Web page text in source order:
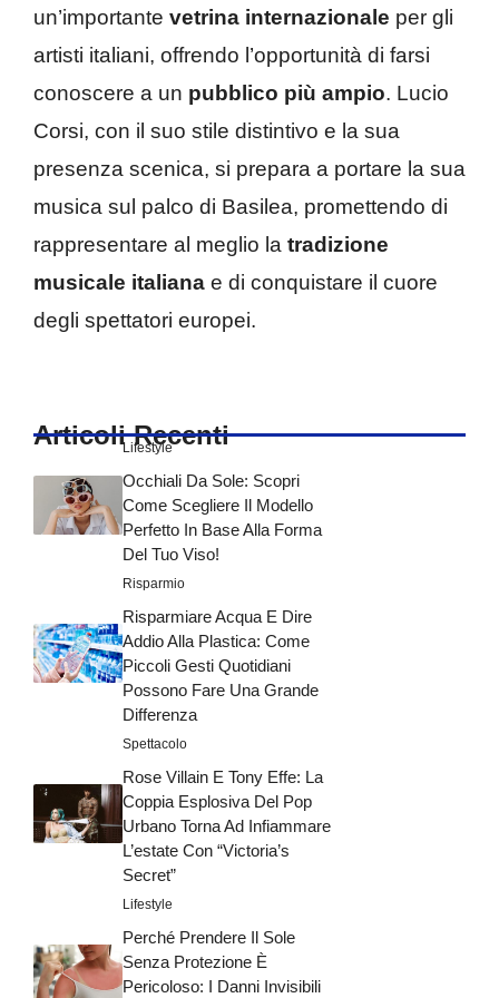
un’importante vetrina internazionale per gli
artisti italiani, offrendo l’opportunità di farsi
conoscere a un pubblico più ampio. Lucio
Corsi, con il suo stile distintivo e la sua
presenza scenica, si prepara a portare la sua
musica sul palco di Basilea, promettendo di
rappresentare al meglio la tradizione
musicale italiana e di conquistare il cuore
degli spettatori europei.
Articoli Recenti
Lifestyle
Occhiali Da Sole: Scopri
Come Scegliere Il Modello
Perfetto In Base Alla Forma
Del Tuo Viso!
Risparmio
Risparmiare Acqua E Dire
Addio Alla Plastica: Come
Piccoli Gesti Quotidiani
Possono Fare Una Grande
Differenza
Spettacolo
Rose Villain E Tony Effe: La
Coppia Esplosiva Del Pop
Urbano Torna Ad Infiammare
L’estate Con “Victoria’s
Secret”
Lifestyle
Perché Prendere Il Sole
Senza Protezione È
Pericoloso: I Danni Invisibili